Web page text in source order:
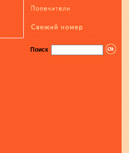
Поиск